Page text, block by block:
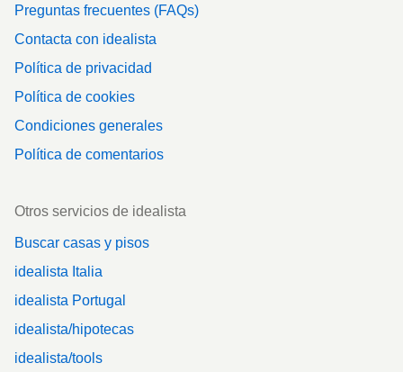
Preguntas frecuentes (FAQs)
Contacta con idealista
Política de privacidad
Política de cookies
Condiciones generales
Política de comentarios
Otros servicios de idealista
Buscar casas y pisos
idealista Italia
idealista Portugal
idealista/hipotecas
idealista/tools